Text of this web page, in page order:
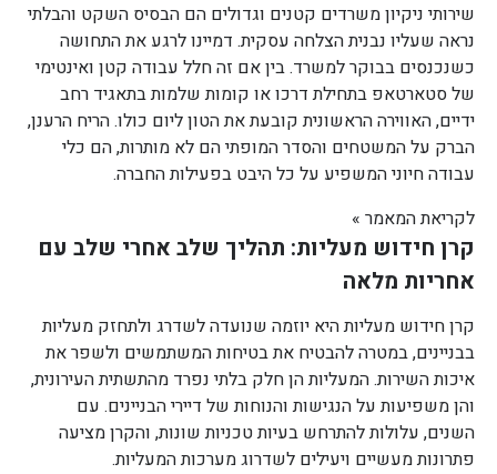
שירותי ניקיון משרדים קטנים וגדולים הם הבסיס השקט והבלתי
נראה שעליו נבנית הצלחה עסקית. דמיינו לרגע את התחושה
כשנכנסים בבוקר למשרד. בין אם זה חלל עבודה קטן ואינטימי
של סטארטאפ בתחילת דרכו או קומות שלמות בתאגיד רחב
ידיים, האווירה הראשונית קובעת את הטון ליום כולו. הריח הרענן,
הברק על המשטחים והסדר המופתי הם לא מותרות, הם כלי
עבודה חיוני המשפיע על כל היבט בפעילות החברה.
לקריאת המאמר »
קרן חידוש מעליות: תהליך שלב אחרי שלב עם
אחריות מלאה
קרן חידוש מעליות היא יוזמה שנועדה לשדרג ולתחזק מעליות
בבניינים, במטרה להבטיח את בטיחות המשתמשים ולשפר את
איכות השירות. המעליות הן חלק בלתי נפרד מהתשתית העירונית,
והן משפיעות על הנגישות והנוחות של דיירי הבניינים. עם
השנים, עלולות להתרחש בעיות טכניות שונות, והקרן מציעה
פתרונות מעשיים ויעילים לשדרוג מערכות המעליות.